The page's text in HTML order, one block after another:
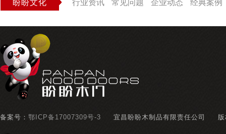
盼盼文化 行业资讯 常见问题 企业动态 经典案例
备案号： 鄂ICP备17007309号-3 宜昌盼盼木制品有限责任公司